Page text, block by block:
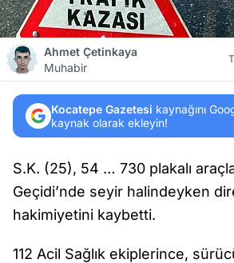
Ahmet Çetinkaya
Muhabir
Kocatepe Gazetesi kaynağını
kaynak olarak ekleyin!
S.K. (25), 54 … 730 plakalı
Geçidi’nde seyir halindeyken
hakimiyetini kaybetti.
112 Acil Sağlık ekiplerince,